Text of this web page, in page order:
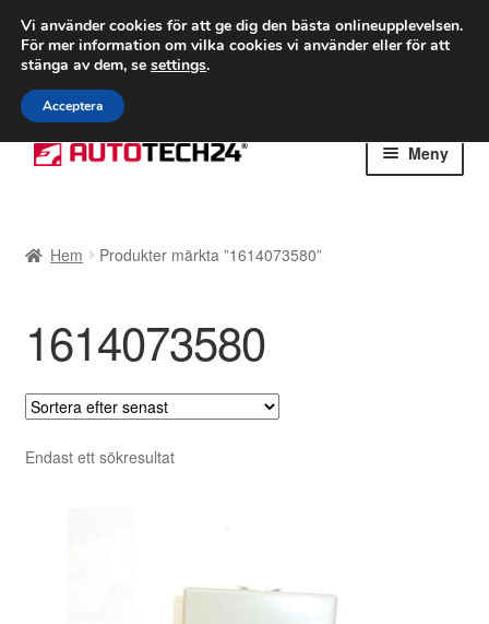
FRAKT från 75 kr
Världsomspännande frakt
Ring 766 924 713
Hoppa
till
Hoppa
till
Meny
Betalningar
Integritetspolicy
Klagomål
Kolla upp
Hem Produkter märkta ”1614073580”
1614073580
Endast ett sökresultat
Vi använder cookies för att ge dig den bästa onlineupplevelsen.
För mer information om vilka cookies vi använder eller för att
stänga av dem, se settings.
Acceptera